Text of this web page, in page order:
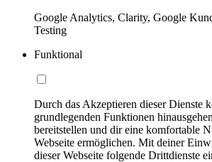
Google Analytics, Clarity, Google
Testing
Funktional
Durch das Akzeptieren dieser Dienste
grundlegenden Funktionen
bereitstellen und dir eine komfortable
Webseite ermöglichen. Mit deiner
dieser Webseite folgende Drittdienste